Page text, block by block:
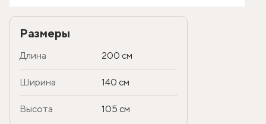
Размеры
Длина 200 см
Ширина 140 см
Высота 105 см